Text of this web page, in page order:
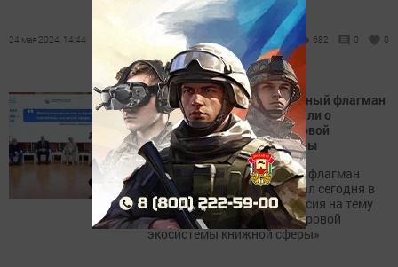
24 мая 2024, 14:44 682 0 0
В ходе форума «Литературный флагман
России» в Казани рассказали о
процессах создания цифровой
экосистемы книжной сферы
На форуме «Литературный флагман
России», который стартовал сегодня в
Казани, состоялась дискуссия на тему
«Метапроектирование цифровой
экосистемы книжной сферы»